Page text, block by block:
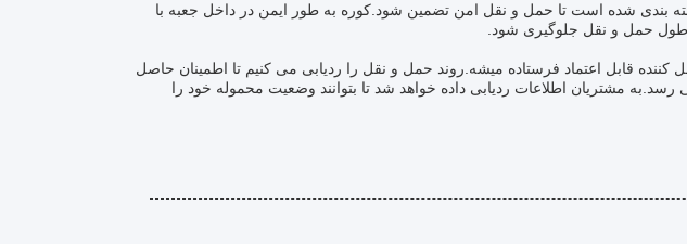
بندی شده است تا حمل و نقل امن تضمین شود.کوره به طور ایمن در داخل جعبه با
حمل و نقل جلوگیری شود.
قابل اعتماد فرستاده ميشه.روند حمل و نقل را ردیابی می کنیم تا اطمینان حاصل
مشتریان اطلاعات ردیابی داده خواهد شد تا بتوانند وضعیت محموله خود را